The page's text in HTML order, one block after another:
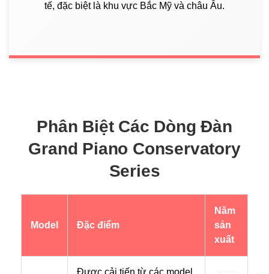
tế, đặc biệt là khu vực Bắc Mỹ và châu Âu.
Phân Biệt Các Dòng Đàn
Grand Piano Conservatory
Series
Model Đặc điểm
Năm
sản
xuất
Được cải tiến từ các model